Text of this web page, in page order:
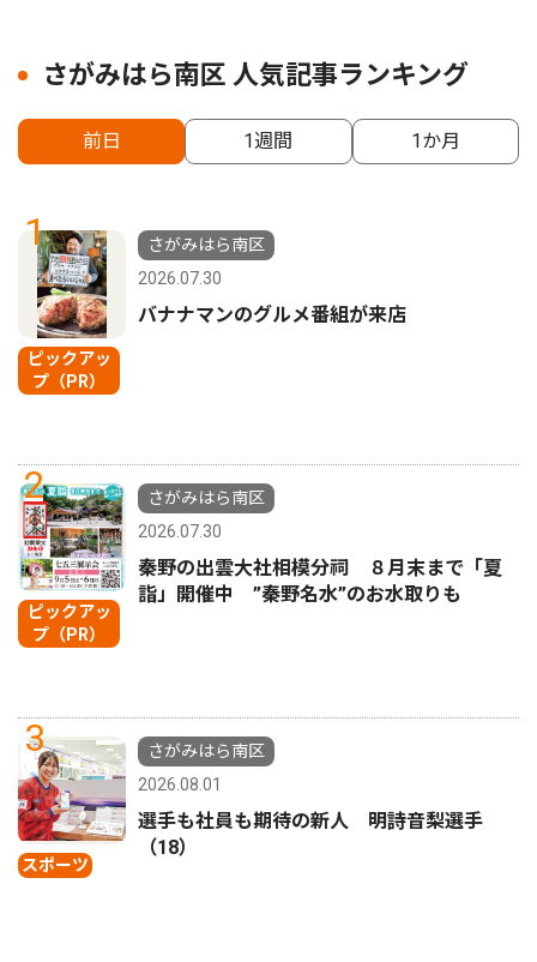
さがみはら南区 人気記事ランキング
前日 1週間 1か月
1
ピックアッ
プ（PR）
さがみはら南区
2026.07.30
バナナマンのグルメ番組が来店
2
ピックアッ
プ（PR）
さがみはら南区
2026.07.30
秦野の出雲大社相模分祠 ８月末まで「夏
詣」開催中 ”秦野名水”のお水取りも
3
スポーツ
さがみはら南区
2026.08.01
選手も社員も期待の新人 明詩音梨選手
（18）